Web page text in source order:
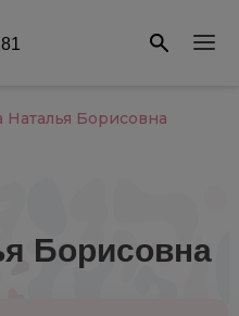
Наталья Борисовна
Борисовна